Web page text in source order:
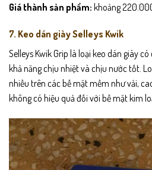
Giá thành sản phẩm: khoảng
7. Keo dán giày Selleys Kwik
Selleys Kwik Grip là loại keo dán giày
khả năng chịu nhiệt và chịu nước tốt.
nhiều trên các bề mặt mềm như vải,
không có hiệu quả đối với bề mặt kim